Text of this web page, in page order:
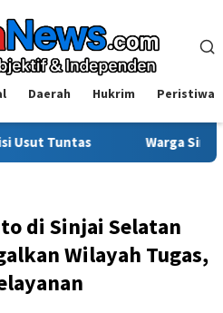
Daerah Hukrim Peristiwa
Warga Sinjai Tewas Dikeroyok di
di Sinjai Selatan
Wilayah Tugas,